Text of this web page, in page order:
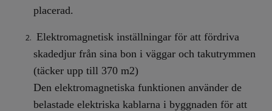
placerad.
Elektromagnetisk inställningar för att fördriva
skadedjur från sina bon i väggar och takutrymmen
(täcker upp till 370 m2)
Den elektromagnetiska funktionen använder de
belastade elektriska kablarna i byggnaden för att